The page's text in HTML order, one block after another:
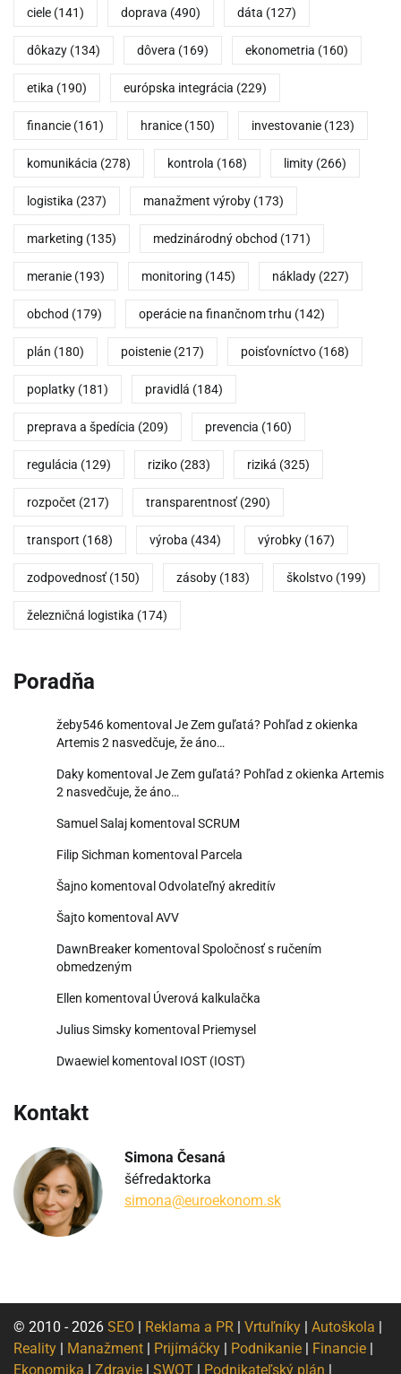
ciele (141) doprava (490) dáta (127)
dôkazy (134) dôvera (169) ekonometria (160)
etika (190) európska integrácia (229)
financie (161) hranice (150) investovanie (123)
komunikácia (278) kontrola (168) limity (266)
logistika (237) manažment výroby (173)
marketing (135) medzinárodný obchod (171)
meranie (193) monitoring (145) náklady (227)
obchod (179) operácie na finančnom trhu (142)
plán (180) poistenie (217) poisťovníctvo (168)
poplatky (181) pravidlá (184)
preprava a špedícia (209) prevencia (160)
regulácia (129) riziko (283) riziká (325)
rozpočet (217) transparentnosť (290)
transport (168) výroba (434) výrobky (167)
zodpovednosť (150) zásoby (183) školstvo (199)
železničná logistika (174)
Poradňa
žeby546 komentoval Je Zem guľatá? Pohľad z okienka
Artemis 2 nasvedčuje, že áno…
Daky komentoval Je Zem guľatá? Pohľad z okienka Artemis
2 nasvedčuje, že áno…
Samuel Salaj komentoval SCRUM
Filip Sichman komentoval Parcela
Šajno komentoval Odvolateľný akreditív
Šajto komentoval AVV
DawnBreaker komentoval Spoločnosť s ručením
obmedzeným
Ellen komentoval Úverová kalkulačka
Julius Simsky komentoval Priemysel
Dwaewiel komentoval IOST (IOST)
Kontakt
Simona Česaná
šéfredaktorka
simona@euroekonom.sk
© 2010 - 2026 SEO Reklama a PR Vrtuľníky Autoškola
Reality
Manažment Prijímáčky Podnikanie Financie
Ekonomika
Zdravie SWOT Podnikateľský plán